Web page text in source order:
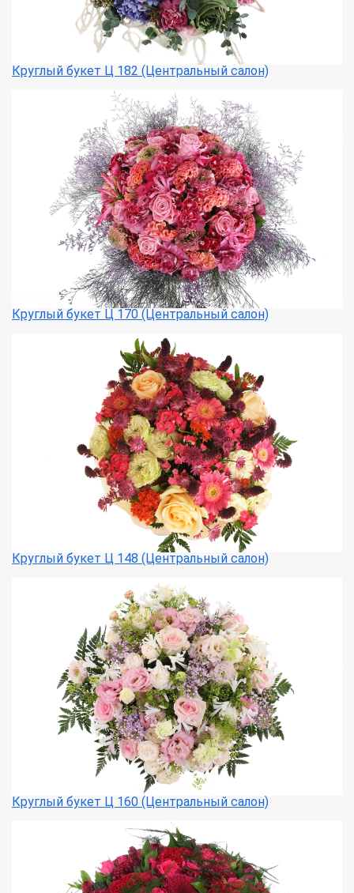
Круглый букет Ц 182 (Центральный салон)
Круглый букет Ц 170 (Центральный салон)
Круглый букет Ц 148 (Центральный салон)
Круглый букет Ц 160 (Центральный салон)